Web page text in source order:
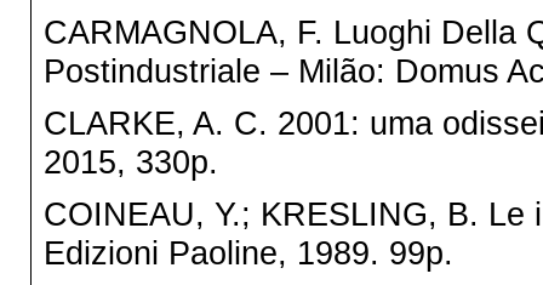
CARMAGNOLA, F. Luoghi Della
Postindustriale – Milão: Domus
CLARKE, A. C. 2001: uma
2015, 330p.
COINEAU, Y.; KRESLING, B. Le
Edizioni Paoline, 1989. 99p.